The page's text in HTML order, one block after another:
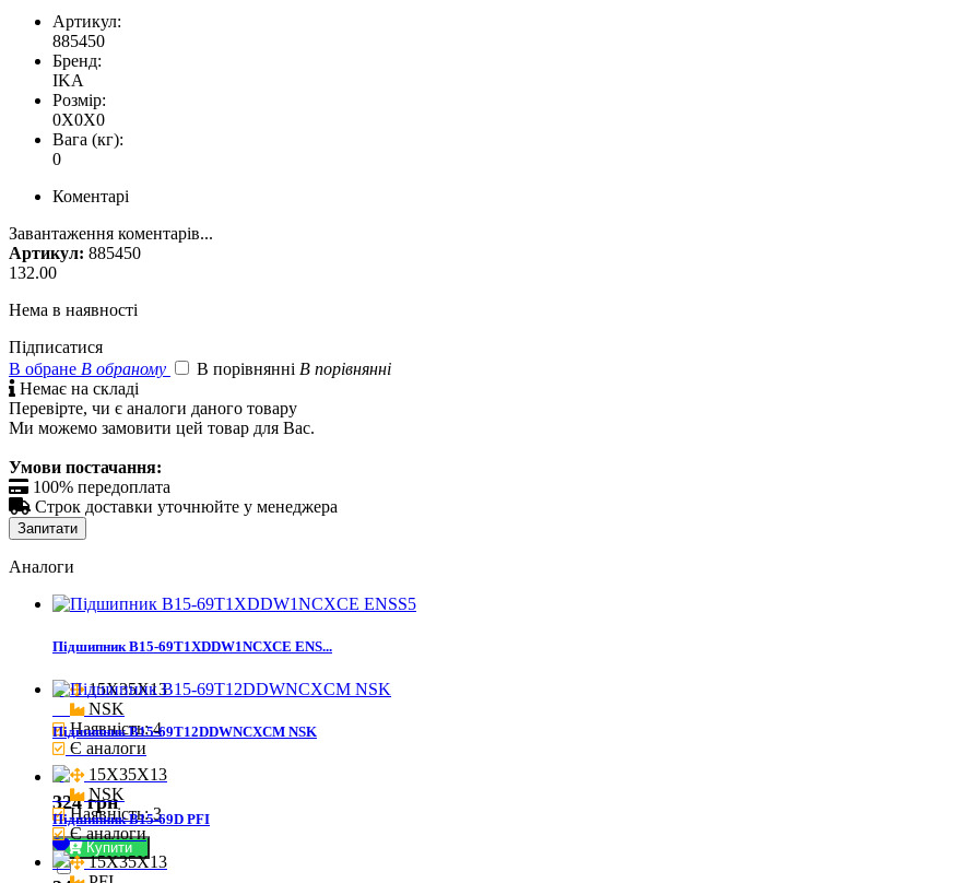
Артикул:
885450
Бренд:
IKA
Розмір:
0X0X0
Вага (кг):
0
Коментарі
Завантаження коментарів...
Артикул: 885450
132.00
Нема в наявності
Підписатися
В обране В обраному В порівнянні В порівнянні
 Немає на складі
Перевірте, чи є аналоги даного товару
Ми можемо замовити цей товар для Вас.
Умови постачання:
 100% передоплата
 Строк доставки уточнюйте у менеджера
Запитати
Аналоги
Підшипник B15-69T1XDDW1NCXCE ENS...
15X35X13
NSK
Наявність: 4
Є аналоги
324 грн
Купити
Підшипник B15-69T12DDWNCXCM NSK
15X35X13
NSK
Наявність: 3
Є аналоги
Підшипник B15-69D PFI
15X35X13